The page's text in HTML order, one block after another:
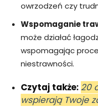
owrzodzeń czy
Wspomaganie
może działać
wspomagając
niestrawności.
Czytaj także: 20
wspierają Twoje